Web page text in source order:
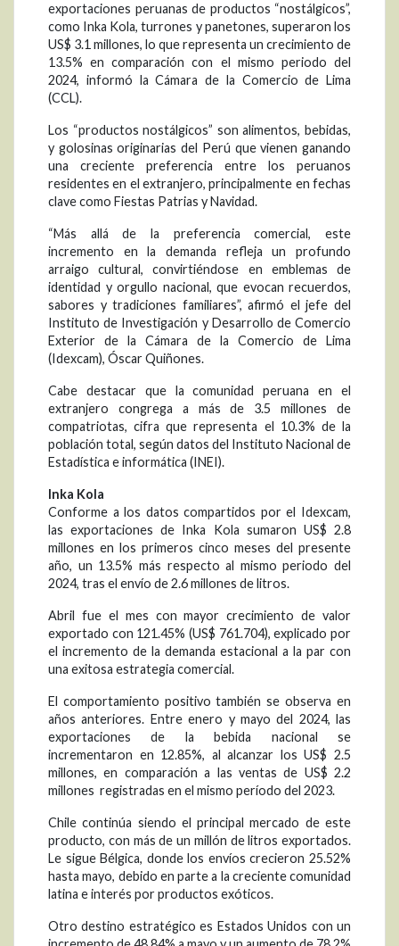
exportaciones peruanas de productos “nostálgicos”,
como Inka Kola, turrones y panetones, superaron los
US$ 3.1 millones, lo que representa un crecimiento de
13.5% en comparación con el mismo periodo del
2024, informó la Cámara de la Comercio de Lima
(CCL).
Los “productos nostálgicos” son alimentos, bebidas,
y golosinas originarias del Perú que vienen ganando
una creciente preferencia entre los peruanos
residentes en el extranjero, principalmente en fechas
clave como Fiestas Patrias y Navidad.
“Más allá de la preferencia comercial, este
incremento en la demanda refleja un profundo
arraigo cultural, convirtiéndose en emblemas de
identidad y orgullo nacional, que evocan recuerdos,
sabores y tradiciones familiares”, afirmó el jefe del
Instituto de Investigación y Desarrollo de Comercio
Exterior de la Cámara de la Comercio de Lima
(Idexcam), Óscar Quiñones.
Cabe destacar que la comunidad peruana en el
extranjero congrega a más de 3.5 millones de
compatriotas, cifra que representa el 10.3% de la
población total, según datos del Instituto Nacional de
Estadística e informática (INEI).
Inka Kola
Conforme a los datos compartidos por el Idexcam,
las exportaciones de Inka Kola sumaron US$ 2.8
millones en los primeros cinco meses del presente
año, un 13.5% más respecto al mismo periodo del
2024, tras el envío de 2.6 millones de litros.
Abril fue el mes con mayor crecimiento de valor
exportado con 121.45% (US$ 761.704), explicado por
el incremento de la demanda estacional a la par con
una exitosa estrategia comercial.
El comportamiento positivo también se observa en
años anteriores. Entre enero y mayo del 2024, las
exportaciones de la bebida nacional se
incrementaron en 12.85%, al alcanzar los US$ 2.5
millones, en comparación a las ventas de US$ 2.2
millones registradas en el mismo período del 2023.
Chile continúa siendo el principal mercado de este
producto, con más de un millón de litros exportados.
Le sigue Bélgica, donde los envíos crecieron 25.52%
hasta mayo, debido en parte a la creciente comunidad
latina e interés por productos exóticos.
Otro destino estratégico es Estados Unidos con un